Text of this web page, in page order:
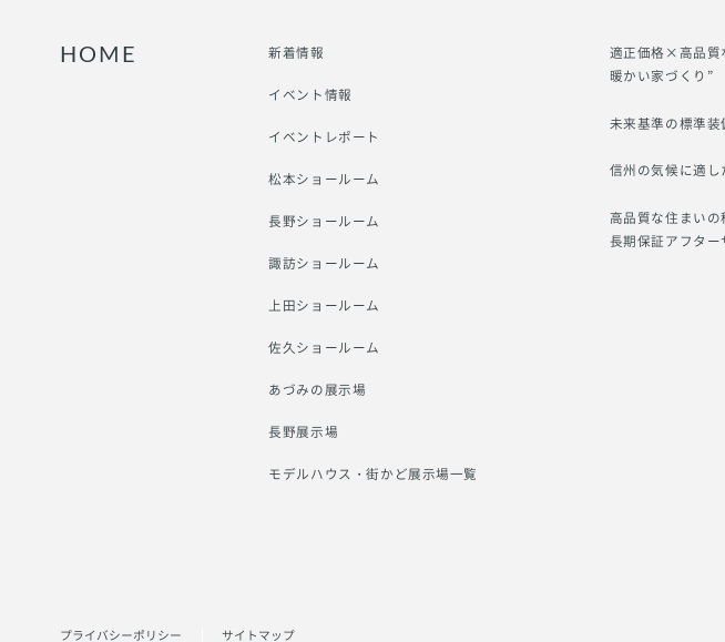
HOME 新着情報
イベント情報
イベントレポート
松本ショールーム
長野ショールーム
諏訪ショールーム
上田ショールーム
佐久ショールーム
あづみの展示場
長野展示場
モデルハウス・街かど展示場一覧
適正価格×高品質
暖かい家づくり”
未来基準の標準装
信州の気候に適し
高品質な住まい
長期保証アフター
プライバシーポリシー サイトマップ